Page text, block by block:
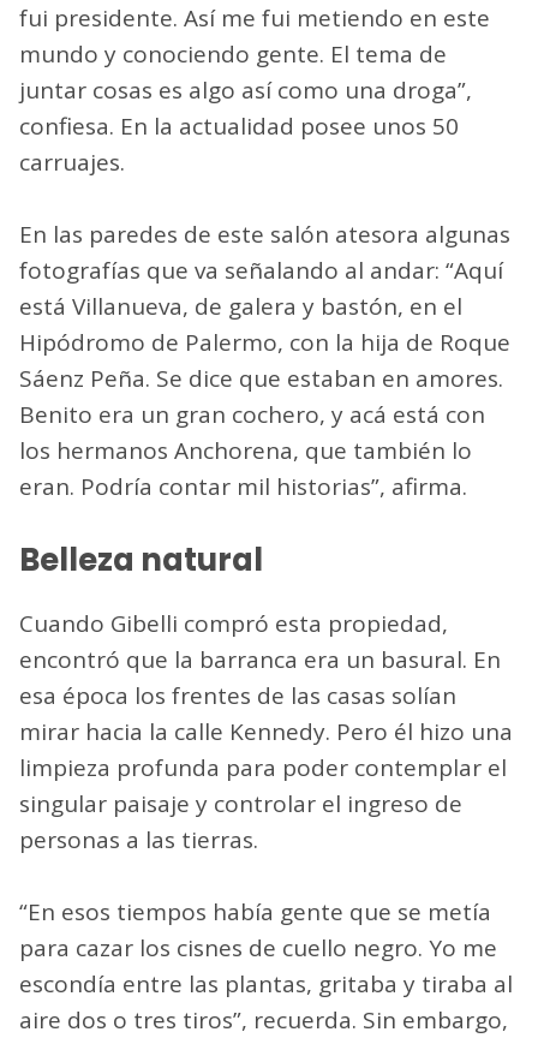
fui presidente. Así me fui metiendo en este
mundo y conociendo gente. El tema de
juntar cosas es algo así como una droga”,
confiesa. En la actualidad posee unos 50
carruajes.
En las paredes de este salón atesora algunas
fotografías que va señalando al andar: “Aquí
está Villanueva, de galera y bastón, en el
Hipódromo de Palermo, con la hija de Roque
Sáenz Peña. Se dice que estaban en amores.
Benito era un gran cochero, y acá está con
los hermanos Anchorena, que también lo
eran. Podría contar mil historias”, afirma.
Belleza natural
Cuando Gibelli compró esta propiedad,
encontró que la barranca era un basural. En
esa época los frentes de las casas solían
mirar hacia la calle Kennedy. Pero él hizo una
limpieza profunda para poder contemplar el
singular paisaje y controlar el ingreso de
personas a las tierras.
“En esos tiempos había gente que se metía
para cazar los cisnes de cuello negro. Yo me
escondía entre las plantas, gritaba y tiraba al
aire dos o tres tiros”, recuerda. Sin embargo,